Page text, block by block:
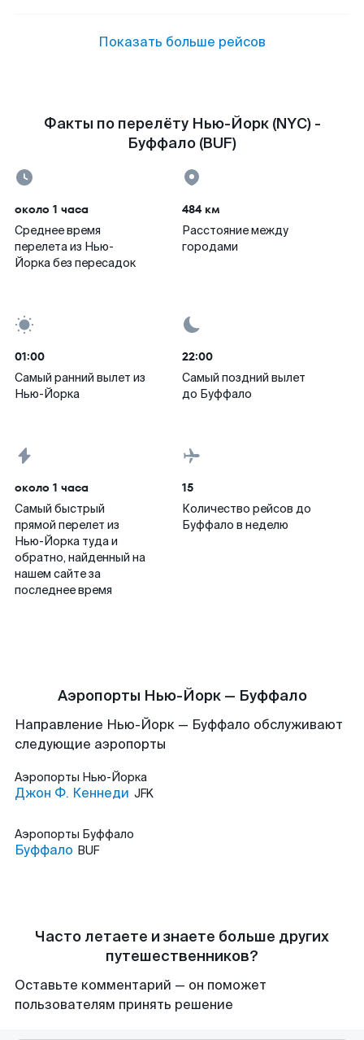
Показать больше рейсов
Факты по перелёту Нью-Йорк (NYC) -
Буффало (BUF)
около 1 часа
Среднее время
перелета из Нью-
Йорка без пересадок
484 км
Расстояние между
городами
01:00
Самый ранний вылет из
Нью-Йорка
22:00
Самый поздний вылет
до Буффало
около 1 часа
Самый быстрый
прямой перелет из
Нью-Йорка туда и
обратно, найденный на
нашем сайте за
последнее время
15
Количество рейсов до
Буффало в неделю
Аэропорты Нью-Йорк — Буффало
Направление Нью-Йорк — Буффало обслуживают
следующие аэропорты
Аэропорты Нью-Йорка
Джон Ф. Кеннеди JFK
Аэропорты Буффало
Буффало BUF
Часто летаете и знаете больше других
путешественников?
Оставьте комментарий — он поможет
пользователям принять решение